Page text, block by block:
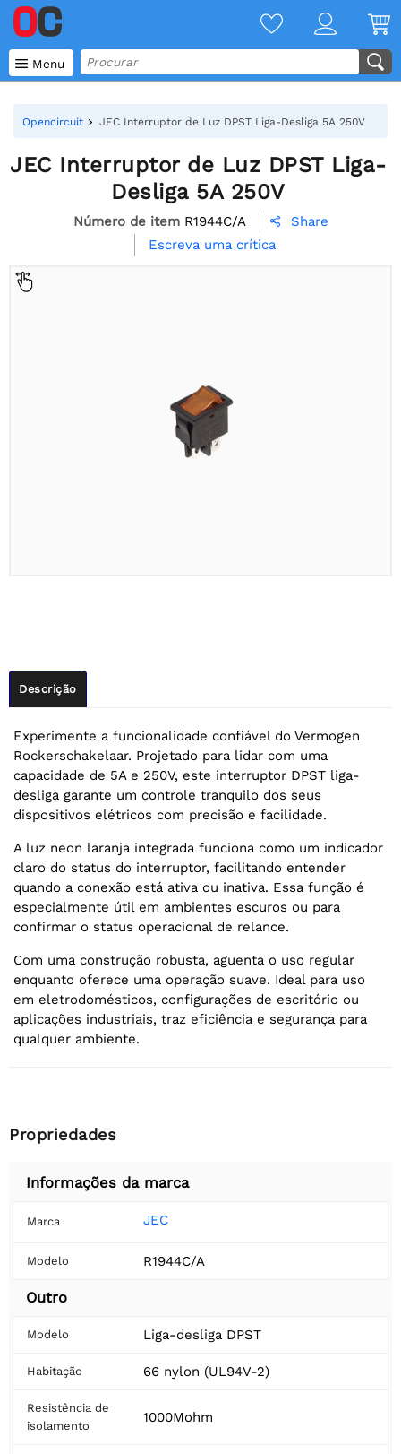
 Menu
Opencircuit JEC Interruptor de Luz DPST Liga-Desliga 5A 250V
JEC Interruptor de Luz DPST Liga-
Desliga 5A 250V
Número de item R1944C/A 
Share
Escreva uma crítica
Descrição
Experimente a funcionalidade confiável do Vermogen
Rockerschakelaar. Projetado para lidar com uma
capacidade de 5A e 250V, este interruptor DPST liga-
desliga garante um controle tranquilo dos seus
dispositivos elétricos com precisão e facilidade.
A luz neon laranja integrada funciona como um indicador
claro do status do interruptor, facilitando entender
quando a conexão está ativa ou inativa. Essa função é
especialmente útil em ambientes escuros ou para
confirmar o status operacional de relance.
Com uma construção robusta, aguenta o uso regular
enquanto oferece uma operação suave. Ideal para uso
em eletrodomésticos, configurações de escritório ou
aplicações industriais, traz eficiência e segurança para
qualquer ambiente.
Propriedades
Informações da marca
Marca JEC
Modelo R1944C/A
Outro
Modelo Liga-desliga DPST
Habitação 66 nylon (UL94V-2)
Resistência de
isolamento
1000Mohm